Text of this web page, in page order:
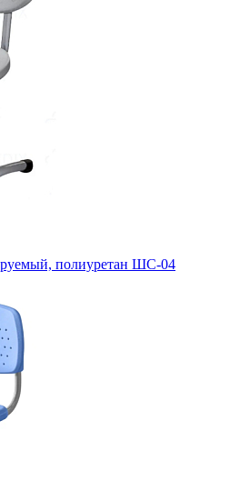
полиуретан ШС-04